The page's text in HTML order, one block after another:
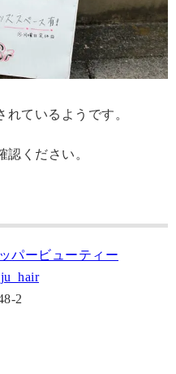
ているようです。
認ください。
パービューティー
2